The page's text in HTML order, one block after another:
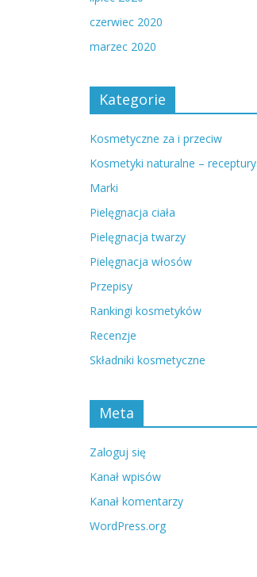
czerwiec 2020
marzec 2020
Kategorie
Kosmetyczne za i przeciw
Kosmetyki naturalne – receptury
Marki
Pielęgnacja ciała
Pielęgnacja twarzy
Pielęgnacja włosów
Przepisy
Rankingi kosmetyków
Recenzje
Składniki kosmetyczne
Meta
Zaloguj się
Kanał wpisów
Kanał komentarzy
WordPress.org